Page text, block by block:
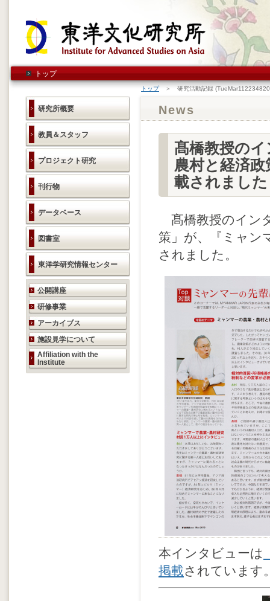
トップ
研究所概要
教員＆スタッフ
プロジェクト研究
刊行物
データベース
図書室
東洋学研究情報センター
研究活動のご案内
公開講座
研修事業
アーカイブス
施設見学について
Affiliation with the
Institute
トップ＞ 研究活動記録
News
髙橋教授の
農村と経済
載されました
髙橋教授のイン
策」が、『ミャン
されました。
本インタビューは
掲載されています